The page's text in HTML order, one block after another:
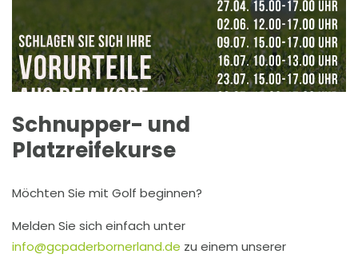
Schnupper- und
Platzreifekurse
Möchten Sie mit Golf beginnen?
Melden Sie sich einfach unter
info@gcpaderbornerland.de zu einem unserer